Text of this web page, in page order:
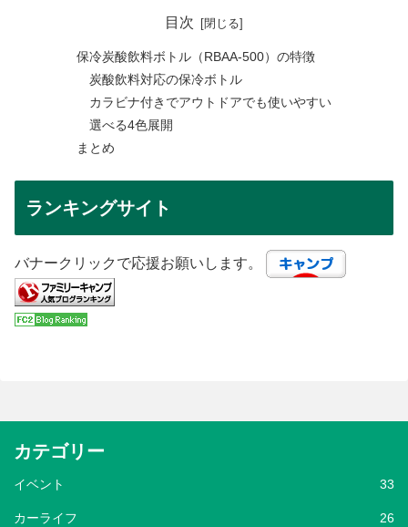
目次
保冷炭酸飲料ボトル（RBAA-500）の特徴
炭酸飲料対応の保冷ボトル
カラビナ付きでアウトドアでも使いやすい
選べる4色展開
まとめ
ランキングサイト
バナークリックで応援お願いします。
カテゴリー
イベント 33
カーライフ 26